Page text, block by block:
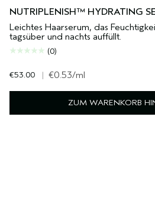
NUTRIPLENISH™ HYDRATING
Leichtes Haarserum, das
tagsüber und nachts auffüllt.
(0)
€53.00 | €0.53/ml
ZUM WARENKORB